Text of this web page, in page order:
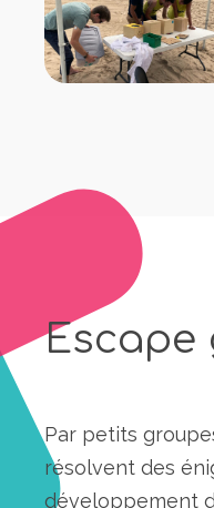
Escape
Par petits
résolvent des
développement